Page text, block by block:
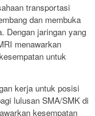
transportasi
dan membuka
Dengan jaringan yang
menawarkan
untuk
kerja untuk posisi
lulusan SMA/SMK di
kesempatan